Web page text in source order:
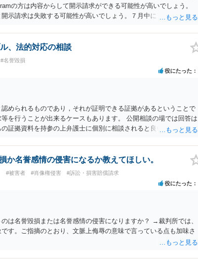
の方は内容からして開示請求ができる可能性が高いでしょう。
示請求は失敗する可能性が高いでしょう。７月中にアカウントが
とは可能でしょうか？ →訴訟外の交渉で相手方が認めれば負担さ
となった場合は、実際の弁護士費用が認められる場合と認められ
、法的対応の相談
#名誉毀損
役にたった
められるものであり，それが証明できる証拠があるということで
を行うことが出来るケースもあります。 公開相談の場では回答は
証拠資料を持参の上弁護士に個別に相談されると良いでしょう。
か名誉感情の侵害になるか教えてほしい。
#被害者 #肖像権侵害 #訴訟・損害賠償請求
役にたった
は名誉毀損または名誉感情の侵害になりますか？ →裁判所では、
す。ご指摘のとおり、文脈上侮辱の意味で言っている点も加味さ